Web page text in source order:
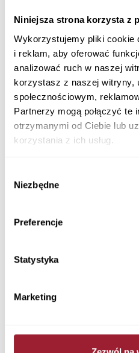
Niniejsza strona korzysta z
Wykorzystujemy pliki cookie
i reklam, aby oferować
analizować ruch w naszej
korzystasz z naszej witryny,
społecznościowym,
Partnerzy mogą połączyć te
otrzymanymi od Ciebie lub
korzystania z ich usług.
zgody
Niezbędne
Preferencje
Statystyka
Marketing
89,90 PLN